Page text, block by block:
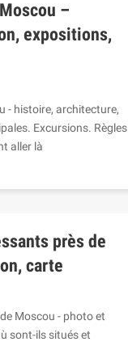
–
expositions,
- histoire, architecture,
Excursions. Règles
aller là
près de
carte
Moscou - photo et
sont-ils situés et